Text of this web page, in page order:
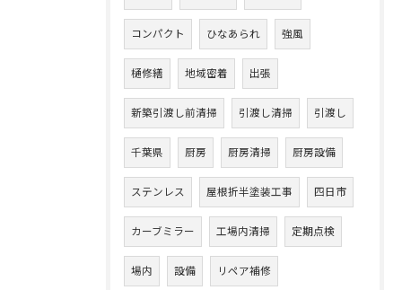
コンパクト ひなあられ 強風
樋修繕 地域密着 出張
新築引渡し前清掃 引渡し清掃 引渡し
千葉県 厨房 厨房清掃 厨房設備
ステンレス 屋根折半塗装工事 四日市
カーブミラー 工場内清掃 定期点検
場内 設備 リペア補修